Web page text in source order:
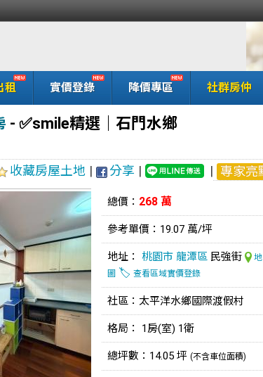
租 實價登錄 降價專區 社群房仲
- ✅️smile精選｜石門水鄉
收藏房屋土地 | 分享 | | 專家亮
總價： 268 萬
參考單價：19.07 萬/坪
地址： 桃園市 龍潭區 民強街
地
圖 🏷️ 查看區域實價登錄
社區：太平洋水鄉國際渡假村
格局： 1房(室) 1衛
總坪數：14.05 坪 (不含車位面積)